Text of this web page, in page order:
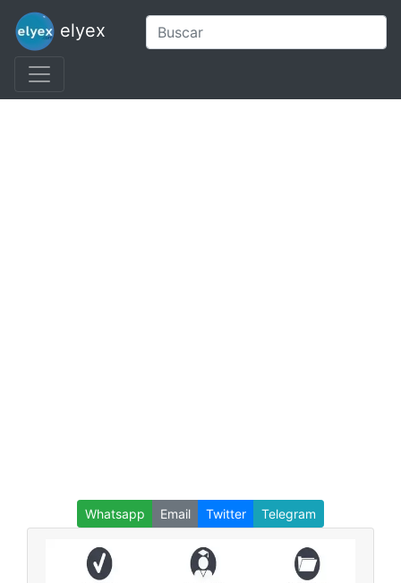
elyex
Whatsapp Email Twitter Telegram